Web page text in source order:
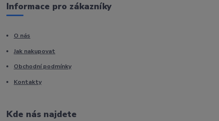
Informace pro zákazníky
O nás
Jak nakupovat
Obchodní podmínky
Kontakty
Kde nás najdete